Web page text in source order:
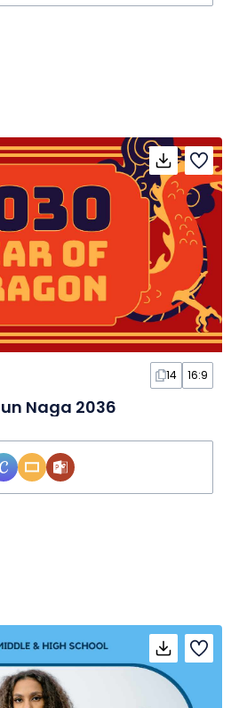
14 16:9
Naga 2036